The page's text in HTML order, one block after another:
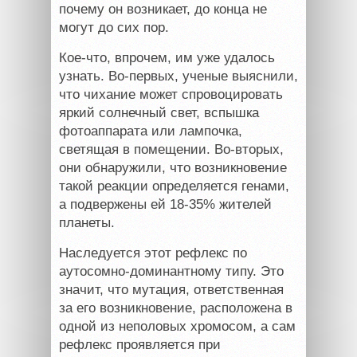
почему он возникает, до конца не
могут до сих пор.
Кое-что, впрочем, им уже удалось
узнать. Во-первых, ученые выяснили,
что чихание может спровоцировать
яркий солнечный свет, вспышка
фотоаппарата или лампочка,
светящая в помещении. Во-вторых,
они обнаружили, что возникновение
такой реакции определяется генами,
а подвержены ей 18-35% жителей
планеты.
Наследуется этот рефлекс по
аутосомно-доминантному типу. Это
значит, что мутация, ответственная
за его возникновение, расположена в
одной из неполовых хромосом, а сам
рефлекс проявляется при